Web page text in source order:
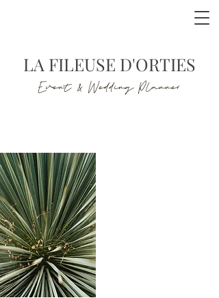
LA FILEUSE D'ORTIES
Event & Wedding Planner